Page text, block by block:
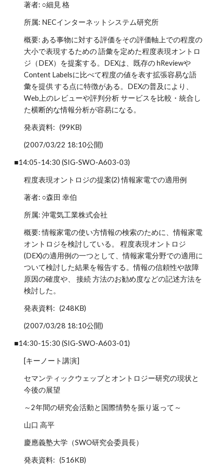
著者: ○細見 格
所属: NECインターネットシステム研究所
概要: ある事物に対する評価をその評価軸上での程度の
大小で表現するための 語彙を定めた程度表現オントロ
ジ（DEX）を提案する。DEXは、既存の hReviewや
Content Labelsに比べて程度の値を表す拡張容易な語
彙を提供 する点に特徴がある。DEXの普及により、
Web上のレビューや評判分析 サービスを比較・統合し
た横断的な情報分析が容易になる。
発表資料: (99KB)
(2007/03/22 18:10公開)
■14:05-14:30 (SIG-SWO-A603-03)
程度表現オントロジの提案(2) 情報家電での適用例
著者: ○森田 幸伯
所属: 沖電気工業株式会社
概要: 情報家電の使い方情報の検索のために、情報家電
オントロジを検討している。 程度表現オントロジ
(DEX)の適用例の一つとして、情報家電分野での適用に
ついて検討した結果を報告する。情報の信頼性や故障
原因の確度や、 接続 方法のお勧め度などの記述方法を
検討した。
発表資料: (248KB)
(2007/03/28 18:10公開)
■14:30-15:30 (SIG-SWO-A603-01)
[キーノート講演]
セマンティックウェッブとオントロジー研究の現状と
今後の展望
～2年間の研究会活動と国際情勢を振り返って～
山口 高平
慶應義塾大学（SWO研究会委員長）
発表資料: (516KB)